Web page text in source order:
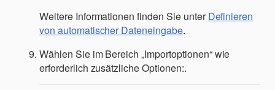
Weitere Informationen finden Sie unterDefinieren
von automatischer Dateneingabe.
Wählen Sie im Bereich „Importoptionen“ wie
erforderlich zusätzliche Optionen:.